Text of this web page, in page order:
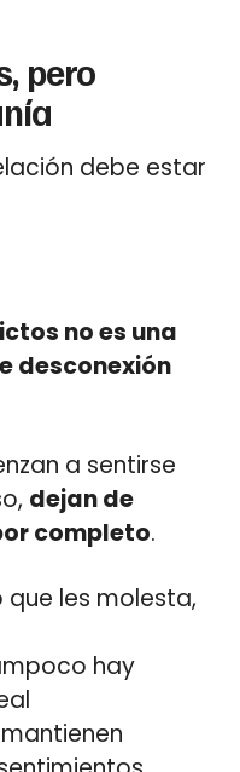
pero
debe estar
no es una
desconexión
a sentirse
dejan de
completo.
que les molesta,
hay